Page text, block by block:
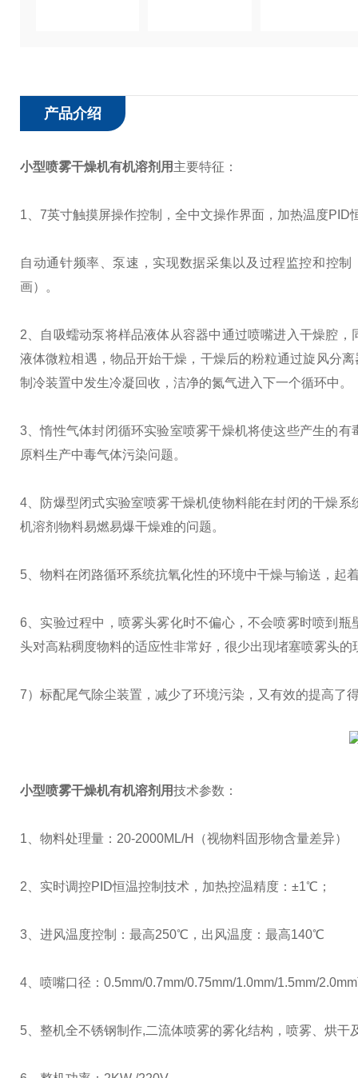
产品介绍
小型喷雾干燥机有机溶剂用 主要特征：
1、7英寸触摸屏操作控制，全中文操作界面，加热温度
自动通针频率、泵速，实现数据采集以及过程监控和控
画）。
2、自吸蠕动泵将样品液体从容器中通过喷嘴进入干燥腔
液体微粒相遇，物品开始干燥，干燥后的粉粒通过旋风分
制冷装置中发生冷凝回收，洁净的氮气进入下一个循环中。
3、惰性气体封闭循环实验室喷雾干燥机将使这些产生的
原料生产中毒气体污染问题。
4、防爆型闭式实验室喷雾干燥机使物料能在封闭的干燥
机溶剂物料易燃易爆干燥难的问题。
5、物料在闭路循环系统抗氧化性的环境中干燥与输送，起
6、实验过程中，喷雾头雾化时不偏心，不会喷雾时喷到
头对高粘稠度物料的适应性非常好，很少出现堵塞喷雾头的
7）标配尾气除尘装置，减少了环境污染，又有效的提高了
小型喷雾干燥机有机溶剂用技术参数：
1、物料处理量：20-2000ML/H（视物料固形物含量差异）
2、实时调控PID恒温控制技术，加热控温精度：±1℃；
3、进风温度控制：最高250℃，出风温度：最高140℃
4、喷嘴口径：0.5mm/0.7mm/0.75mm/1.0mm/1.5mm/
5、整机全不锈钢制作,二流体喷雾的雾化结构，喷雾、烘